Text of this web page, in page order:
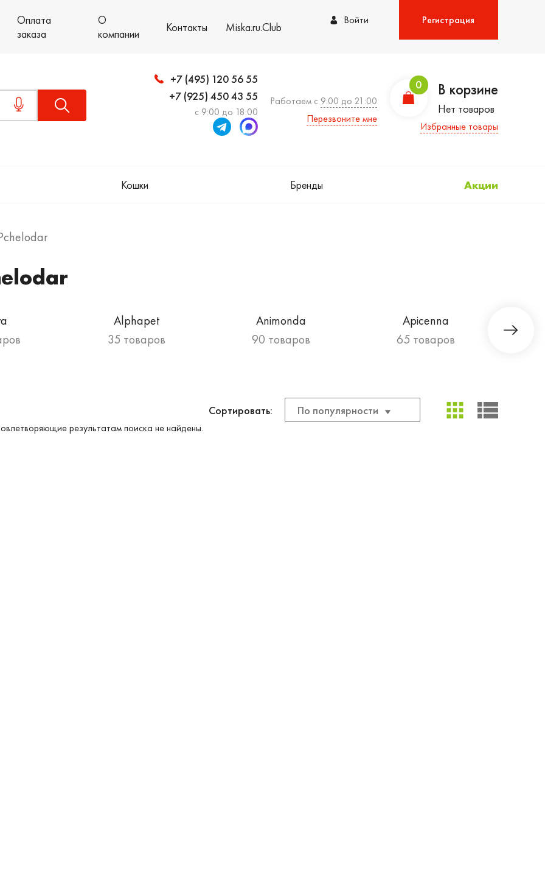
Оплата
заказа
О
компании
Контакты Miska.ru.Club Войти Регистрация
+7 (495) 120 56 55
+7 (925) 450 43 55
с 9:00 до 18:00
Работаем с 9:00 до 21:00
Перезвоните мне
0 В корзине
Нет товаров
Избранные товары
Кошки Бренды Акции
Alphapet
35 товаров
Animonda
90 товаров
Apicenna
65 товаров
Сортировать: По популярности
результатам поиска не найдены.